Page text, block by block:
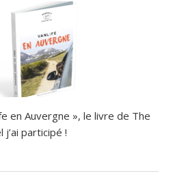
en Auvergne », le livre de The
participé !